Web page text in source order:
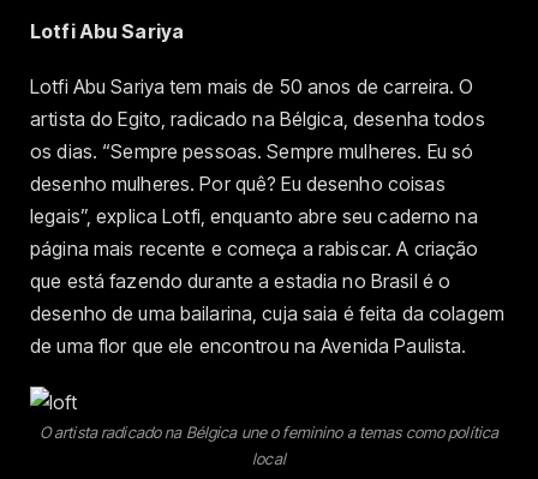
Lotfi Abu Sariya
Lotfi Abu Sariya tem mais de 50 anos de carreira. O
artista do Egito, radicado na Bélgica, desenha todos
os dias. “Sempre pessoas. Sempre mulheres. Eu só
desenho mulheres. Por quê? Eu desenho coisas
legais”, explica Lotfi, enquanto abre seu caderno na
página mais recente e começa a rabiscar. A criação
que está fazendo durante a estadia no Brasil é o
desenho de uma bailarina, cuja saia é feita da colagem
de uma flor que ele encontrou na Avenida Paulista.
O artista radicado na Bélgica une o feminino a temas como política
local